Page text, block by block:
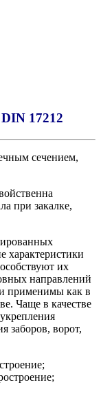
17212
сечением,
при закалке,
характеристики
их
направлений
применимы как в
Чаще в качестве
заборов, ворот,